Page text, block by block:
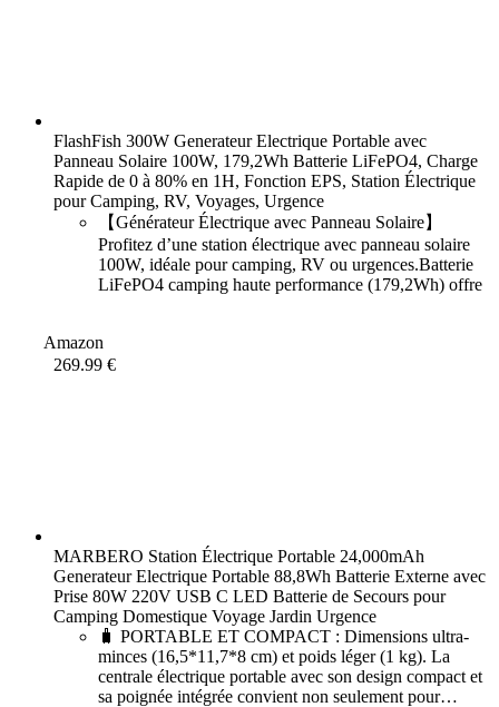
FlashFish 300W Generateur Electrique Portable avec
Panneau Solaire 100W, 179,2Wh Batterie LiFePO4, Charge
Rapide de 0 à 80% en 1H, Fonction EPS, Station Électrique
pour Camping, RV, Voyages, Urgence
【Générateur Électrique avec Panneau Solaire】
Profitez d’une station électrique avec panneau solaire
100W, idéale pour camping, RV ou urgences.Batterie
LiFePO4 camping haute performance (179,2Wh) offre
pour une
Amazon
269.99 €
MARBERO Station Électrique Portable 24,000mAh
Generateur Electrique Portable 88,8Wh Batterie Externe avec
Prise 80W 220V USB C LED Batterie de Secours pour
Camping Domestique Voyage Jardin Urgence
🧳 PORTABLE ET COMPACT : Dimensions ultra-
minces (16,5*11,7*8 cm) et poids léger (1 kg). La
centrale électrique portable avec son design compact et
sa poignée intégrée convient non seulement pour